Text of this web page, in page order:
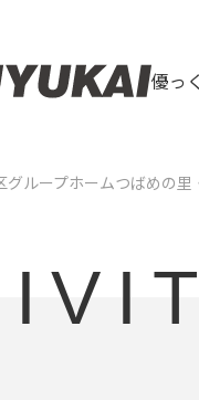
優っ
グループホームつばめの里